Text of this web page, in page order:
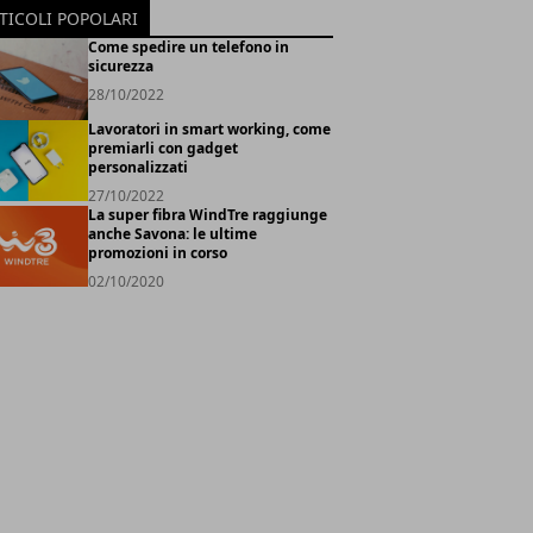
POPOLARI
Come spedire un telefono in
sicurezza
28/10/2022
Lavoratori in smart working, come
premiarli con gadget
personalizzati
27/10/2022
La super fibra WindTre raggiunge
anche Savona: le ultime
promozioni in corso
02/10/2020